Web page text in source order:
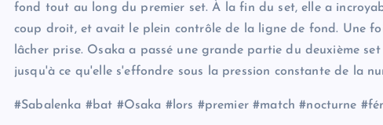
fond tout au long du premier set. À la fin du set, elle a
coup droit, et avait le plein contrôle de la ligne de fond. Une
lâcher prise. Osaka a passé une grande partie du deuxième
jusqu'à ce qu'elle s'effondre sous la pression constante de la
#Sabalenka #bat #Osaka #lors #premier #match #nocturne